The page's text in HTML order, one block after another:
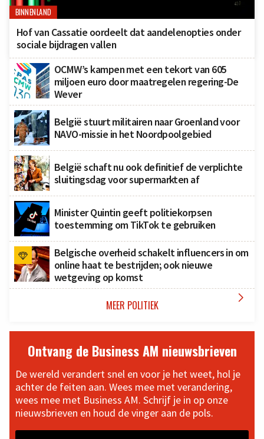
BINNENLAND
Hof van Cassatie oordeelt dat aandelenopties onder
sociale bijdragen vallen
OCMW’s kampen met een tekort van 605
miljoen euro door maatregelen regering-De
Wever
België stuurt militairen naar Groenland voor
NAVO-missie in het Noordpoolgebied
België schaft nu ook definitief de verplichte
sluitingsdag voor supermarkten af
Minister Quintin geeft politiekorpsen
toestemming om TikTok te gebruiken
Belgische overheid schakelt influencers in om
online haat te bestrijden; ook nieuwe
wetgeving op komst
MEER POLITIEK 
Ontvang de Business AM nieuwsbrieven
De wereld verandert snel en voor je het weet, hol je
achter de feiten aan. Wees mee met verandering,
wees mee met Business AM. Schrijf je in op onze
nieuwsbrieven en houd de vinger aan de pols.